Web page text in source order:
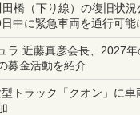
橋（下り線）の復旧状
中に緊急車両を通行可能
ラ 近藤真彦会長、2027
募金活動を紹介
トラック「クオン」に車